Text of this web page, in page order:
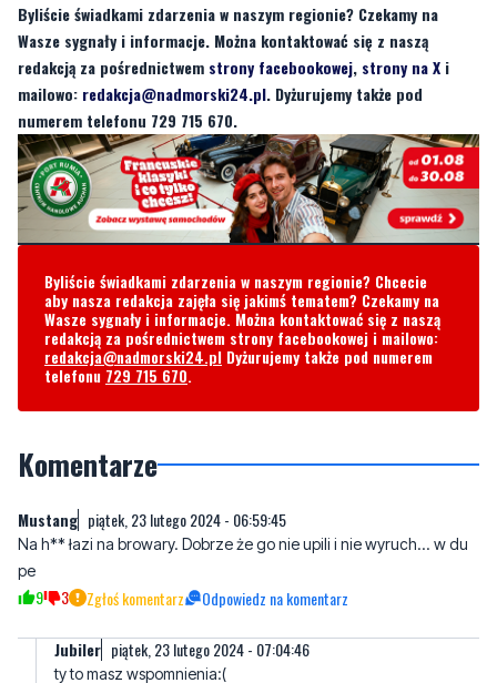
mailowo:redakcja@nadmorski24.pl. Dyżurujemy także pod
numerem telefonu 729 715 670.
Byliście świadkami zdarzenia w naszym regionie? Chcecie
aby nasza redakcja zajęła się jakimś tematem? Czekamy na
Wasze sygnały i informacje. Można kontaktować się z naszą
redakcja@nadmorski24.plDyżurujemy także pod numerem
telefonu729 715 670.
Komentarze
Na h** łazi na browary. Dobrze że go nie upili i nie wyruch... w du
9 3 Zgłoś komentarz Odpowiedz na komentarz
ty to masz wspomnienia:(
eeee piątek, 23 lutego 2024 - 07:43:22